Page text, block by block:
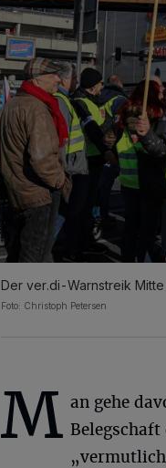
Der ver.di-Warnstreik
Foto: Christoph Petersen
M an gehe